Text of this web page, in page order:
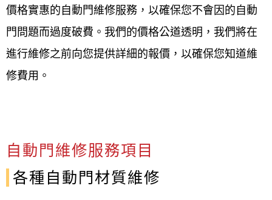
價格實惠的自動門維修服務，以確保您不會因的自動
門問題而過度破費。我們的價格公道透明，我們將在
進行維修之前向您提供詳細的報價，以確保您知道維
修費用。
自動門維修服務項目
各種自動門材質維修